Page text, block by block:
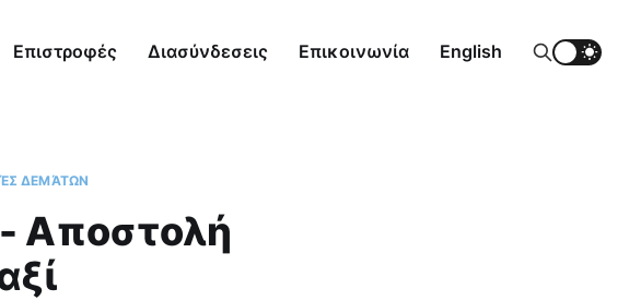
Επιστροφές Διασύνδεσεις Επικοινωνία English
ΔΕΜΆΤΩΝ
Αποστολή